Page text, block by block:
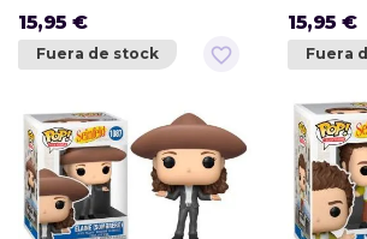
15,95 € 15,95 €
favorite_border
Fuera de stock Fuera